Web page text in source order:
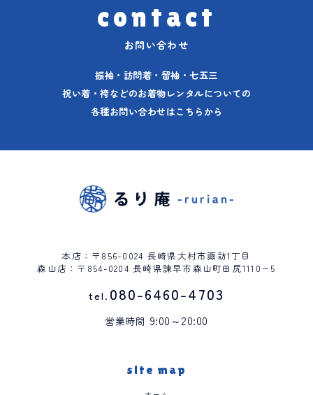
contact
お問い合わせ
振袖・訪問着・留袖・七五三
祝い着・袴などのお着物レンタルについての
各種お問い合わせはこちらから
本店：〒856-0024 長崎県大村市諏訪1丁目
森山店：〒854-0204 長崎県諫早市森山町田尻1110−5
tel. 080-6460-4703
営業時間 9:00～20:00
site map